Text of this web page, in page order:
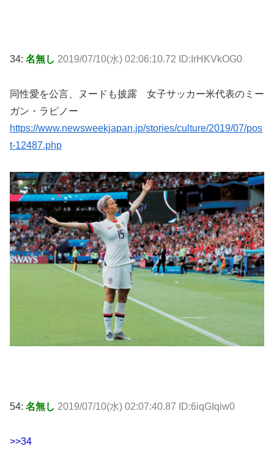
34: 名無し 2019/07/10(水) 02:06:10.72 ID:IrHKVkOG0
同性愛を公言、ヌードも披露 女子サッカー米代表のミー
ガン・ラピノー
https://www.newsweekjapan.jp/stories/culture/2019/07/pos
t-12487.php
54: 名無し 2019/07/10(水) 02:07:40.87 ID:6iqGIqiw0
>>34